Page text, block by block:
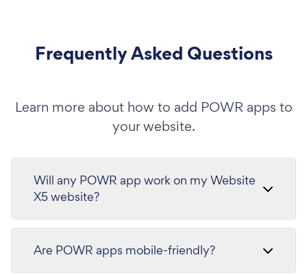
Frequently Asked Questions
Learn more about how to add POWR apps to
your website.
Will any POWR app work on my Website
X5 website?
Are POWR apps mobile-friendly?